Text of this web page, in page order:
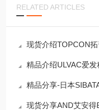
RELATED ARTICLES
现货介绍TOPCON
精品介绍ULVAC爱
精品分享-日本SIBATA
现货分享AND艾安